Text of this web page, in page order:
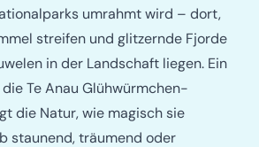
umrahmt wird – dort,
streifen und glitzernde Fjorde
in der Landschaft liegen. Ein
Te Anau Glühwürmchen-
die Natur, wie magisch sie
staunend, träumend oder